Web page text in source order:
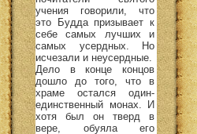
учения говорили, что
это Будда призывает к
себе самых лучших и
самых усердных. Но
исчезали и неусердные.
Дело в конце концов
дошло до того, что в
храме остался один-
единственный монах. И
хотя был он тверд в
вере, обуяла его